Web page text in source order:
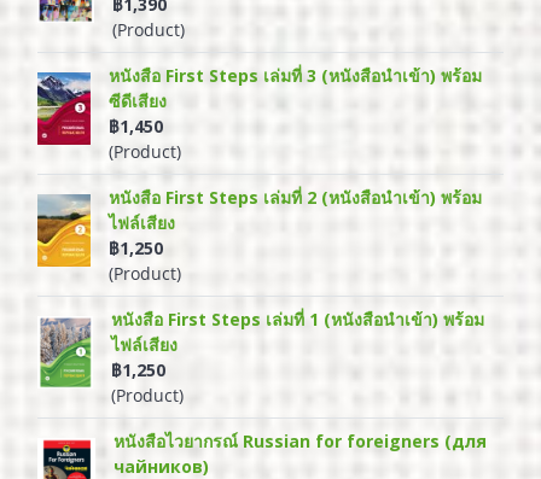
(Product)
หนังสือ First Steps เล่มที่ 3 (หนังสือนำเข้า) พร้อม
ซีดีเสียง
฿1,450
(Product)
หนังสือ First Steps เล่มที่ 2 (หนังสือนำเข้า) พร้อม
ไฟล์เสียง
฿1,250
(Product)
หนังสือ First Steps เล่มที่ 1 (หนังสือนำเข้า) พร้อม
ไฟล์เสียง
฿1,250
(Product)
หนังสือไวยากรณ์ Russian for foreigners (для
чайников)